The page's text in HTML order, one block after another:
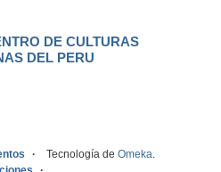
DE CULTURAS
DEL PERU
Tecnología de Omeka.